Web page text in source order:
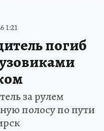
1:21
погиб
за рулем
полосу по пути